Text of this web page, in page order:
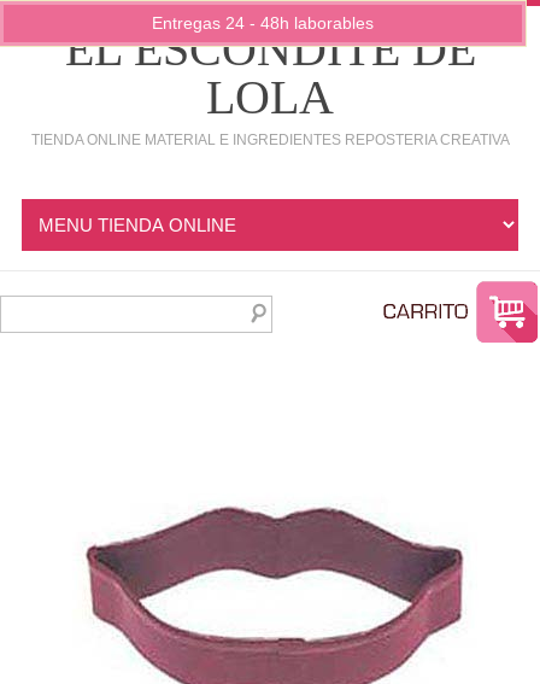
EL ESCONDITE DE
LOLA
TIENDA ONLINE MATERIAL E INGREDIENTES REPOSTERIA CREATIVA
Entregas 24 - 48h laborables